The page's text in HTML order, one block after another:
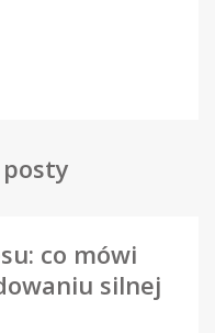
co mówi
silnej